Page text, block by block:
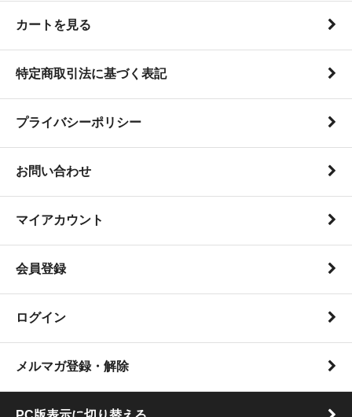
カートを見る
特定商取引法に基づく表記
プライバシーポリシー
お問い合わせ
マイアカウント
会員登録
ログイン
メルマガ登録・解除